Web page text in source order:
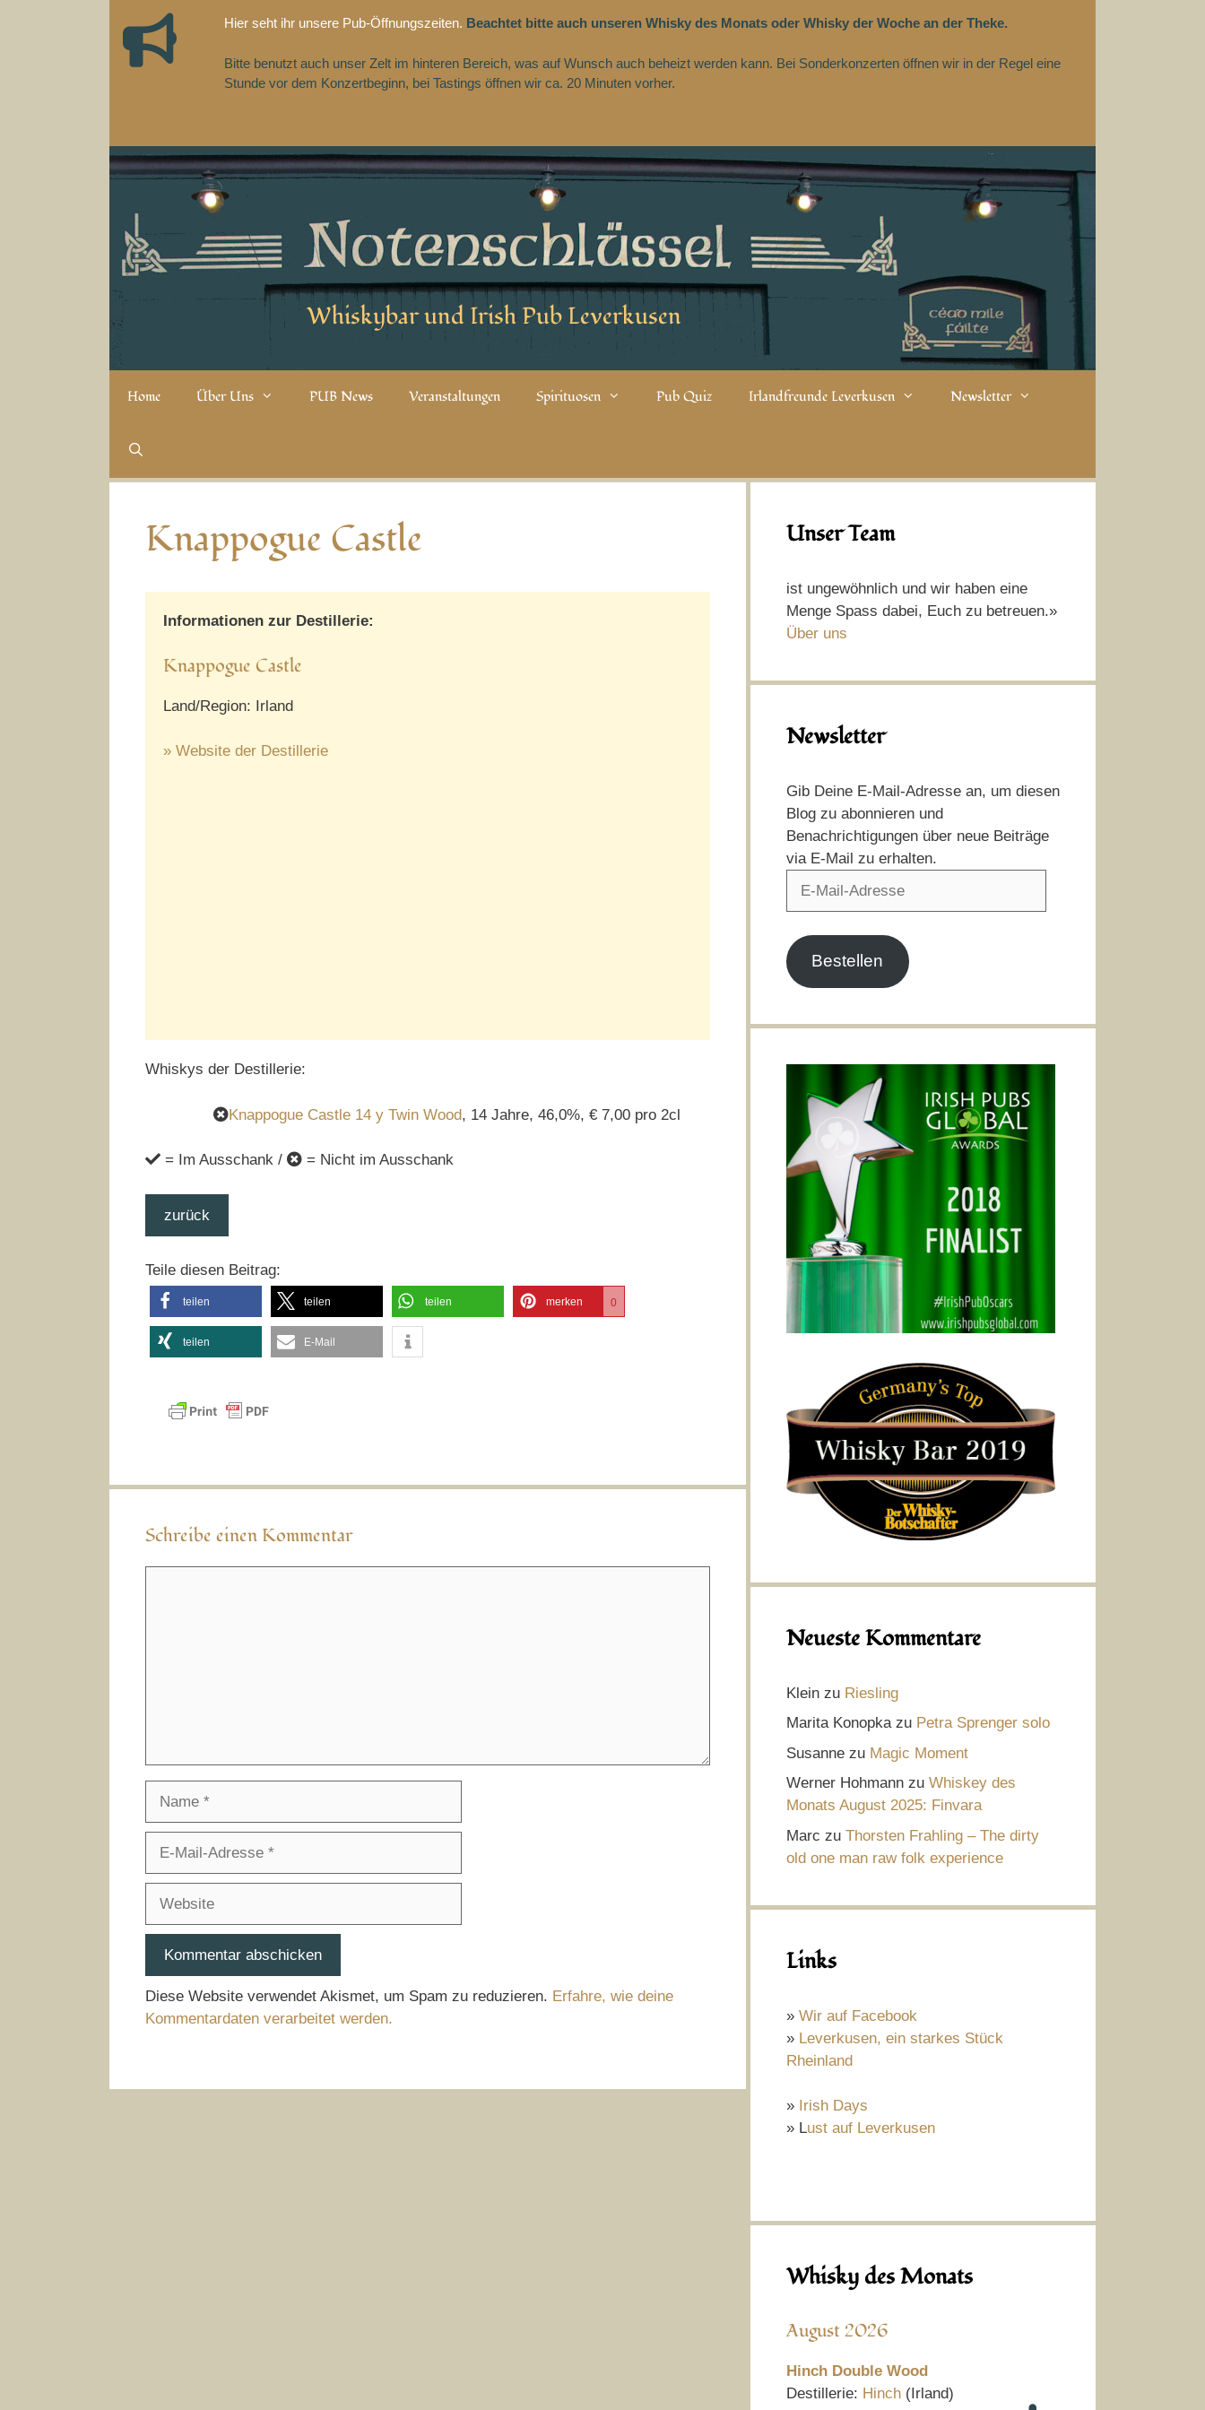
Hier seht ihr unsere Pub-Öffnungszeiten. Beachtet bitte auch unseren Whisky des Monats oder Whisky der Woche an der Theke.
Bitte benutzt auch unser Zelt im hinteren Bereich, was auf Wunsch auch beheizt werden kann. Bei Sonderkonzerten öffnen wir in der Regel eine
Stunde vor dem Konzertbeginn, bei Tastings öffnen wir ca. 20 Minuten vorher.
Whiskybar und Irish Pub Leverkusen
Home Über Uns PUB News Veranstaltungen Spirituosen Pub Quiz Irlandfreunde Leverkusen Newsletter
Knappogue Castle
Informationen zur Destillerie:
Knappogue Castle
Land/Region: Irland
» Website der Destillerie
Whiskys der Destillerie:
Knappogue Castle 14 y Twin Wood, 14 Jahre, 46,0%, € 7,00 pro 2cl
= Im Ausschank / = Nicht im Ausschank
zurück
Teile diesen Beitrag:
teilen teilen teilen merken 0
teilen E-Mail
Schreibe einen Kommentar
Adresse
Diese Website verwendet Akismet, um Spam zu reduzieren. Erfahre, wie deine
Kommentardaten verarbeitet werden.
Unser Team
ist ungewöhnlich und wir haben eine
Menge Spass dabei, Euch zu betreuen.»
Über uns
Newsletter
Gib Deine E-Mail-Adresse an, um diesen
Blog zu abonnieren und
Benachrichtigungen über neue Beiträge
via E-Mail zu erhalten.
Bestellen
Neueste Kommentare
Klein zu Riesling
Marita Konopkazu Petra Sprenger solo
Susanne zu Magic Moment
Werner Hohmann zu Whiskey des
Monats August 2025: Finvara
Marc zu Thorsten Frahling – The dirty
old one man raw folk experience
Links
» Wir auf Facebook
» Leverkusen, ein starkes Stück
Rheinland
» Irish Days
» Lust auf Leverkusen
Whisky des Monats
August 2026
Hinch Double Wood
Destillerie: Hinch (Irland)